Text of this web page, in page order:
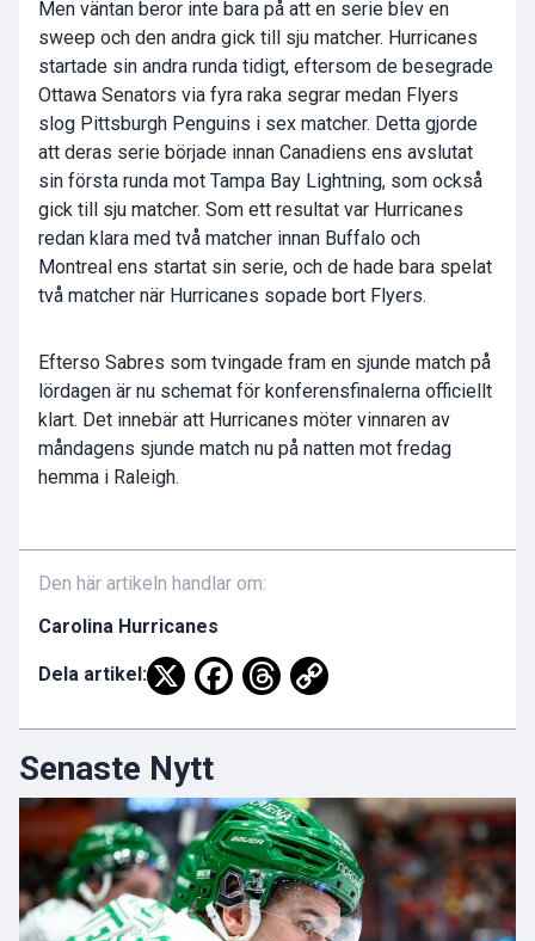
Men väntan beror inte bara på att en serie blev en
sweep och den andra gick till sju matcher. Hurricanes
startade sin andra runda tidigt, eftersom de besegrade
Ottawa Senators via fyra raka segrar medan Flyers
slog Pittsburgh Penguins i sex matcher. Detta gjorde
att deras serie började innan Canadiens ens avslutat
sin första runda mot Tampa Bay Lightning, som också
gick till sju matcher. Som ett resultat var Hurricanes
redan klara med två matcher innan Buffalo och
Montreal ens startat sin serie, och de hade bara spelat
två matcher när Hurricanes sopade bort Flyers.
Efterso Sabres som tvingade fram en sjunde match på
lördagen är nu schemat för konferensfinalerna officiellt
klart. Det innebär att Hurricanes möter vinnaren av
måndagens sjunde match nu på natten mot fredag
hemma i Raleigh.
Den här artikeln handlar om:
Carolina Hurricanes
Dela artikel:
Senaste Nytt